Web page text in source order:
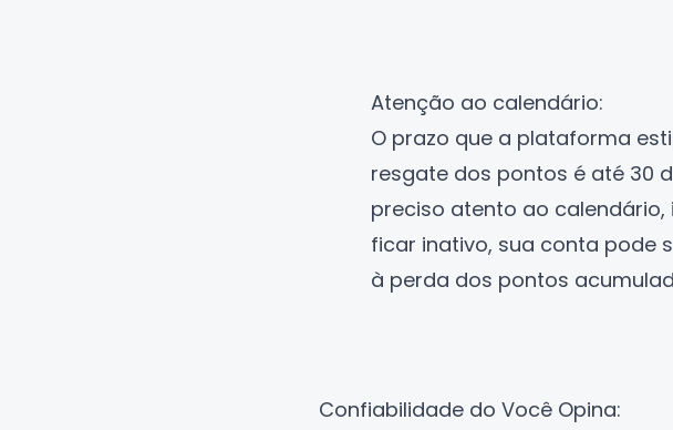
Atenção ao calendário:
O prazo que a plataforma
resgate dos pontos é até 30
preciso atento ao calendário,
ficar inativo, sua conta pode
à perda dos pontos
Confiabilidade do Você Opina: